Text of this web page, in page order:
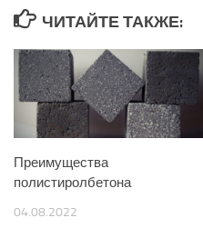
ЧИТАЙТЕ ТАКЖЕ:
Преимущества
полистиролбетона
04.08.2022